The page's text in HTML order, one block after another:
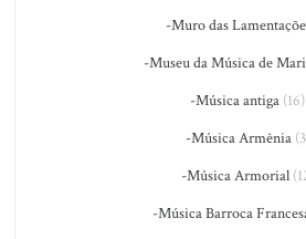
-Muro das
-Museu da Música de
-Música antiga (16)
-Música Armênia
-Música Armorial
-Música Barroca